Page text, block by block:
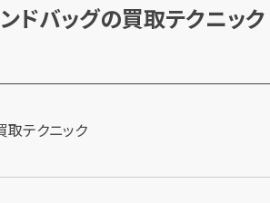
ドバッグの買取テクニック